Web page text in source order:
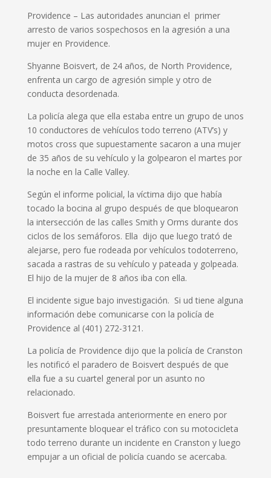
Providence – Las autoridades anuncian el primer
arresto de varios sospechosos en la agresión a una
mujer en Providence.
Shyanne Boisvert, de 24 años, de North Providence,
enfrenta un cargo de agresión simple y otro de
conducta desordenada.
La policía alega que ella estaba entre un grupo de unos
10 conductores de vehículos todo terreno (ATV’s) y
motos cross que supuestamente sacaron a una mujer
de 35 años de su vehículo y la golpearon el martes por
la noche en la Calle Valley.
Según el informe policial, la víctima dijo que había
tocado la bocina al grupo después de que bloquearon
la intersección de las calles Smith y Orms durante dos
ciclos de los semáforos. Ella dijo que luego trató de
alejarse, pero fue rodeada por vehículos todoterreno,
sacada a rastras de su vehículo y pateada y golpeada.
El hijo de la mujer de 8 años iba con ella.
El incidente sigue bajo investigación. Si ud tiene alguna
información debe comunicarse con la policía de
Providence al (401) 272-3121.
La policía de Providence dijo que la policía de Cranston
les notificó el paradero de Boisvert después de que
ella fue a su cuartel general por un asunto no
relacionado.
Boisvert fue arrestada anteriormente en enero por
presuntamente bloquear el tráfico con su motocicleta
todo terreno durante un incidente en Cranston y luego
empujar a un oficial de policía cuando se acercaba.